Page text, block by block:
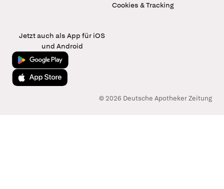
Cookies & Tracking
Jetzt auch als App für iOS
und Android
Jetzt bei Google Play
Laden im App Store
© 2026 Deutsche Apotheker Zeitung